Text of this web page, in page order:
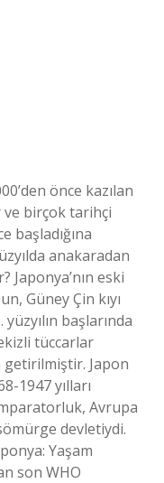
önce kazılan
ve birçok tarihçi
başladığına
anakaradan
Japonya’nın eski
Güney Çin kıyı
başlarında
tüccarlar
getirilmiştir. Japon
1947 yılları
Avrupa
devletiydi.
Yaşam
son WHO